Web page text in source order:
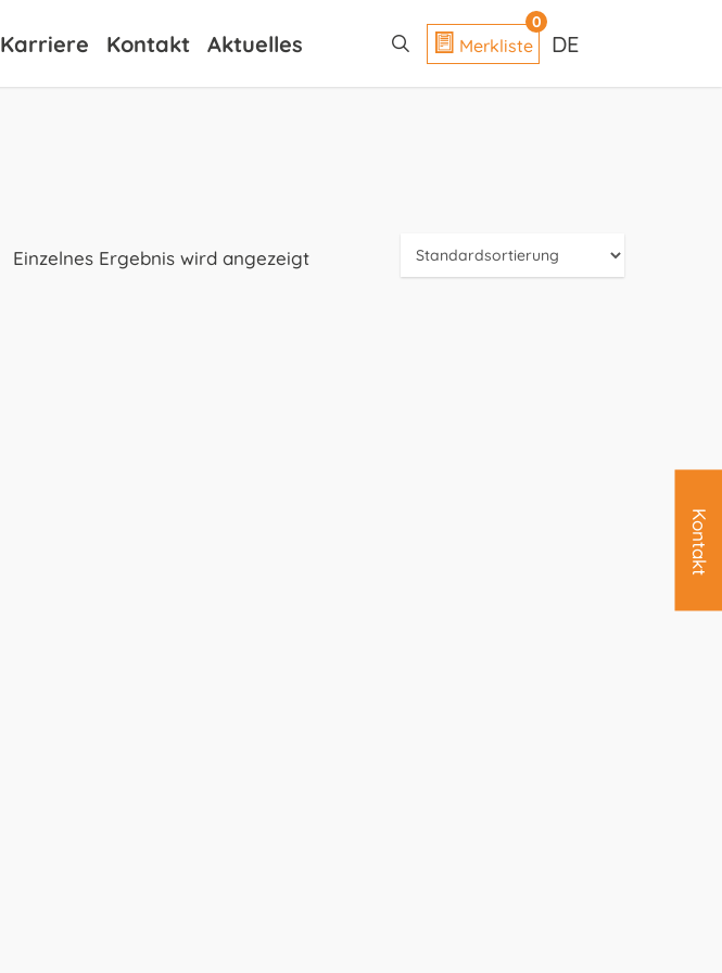
Karriere Kontakt Aktuelles
0
Merkliste DE
Einzelnes Ergebnis wird angezeigt
Kontakt